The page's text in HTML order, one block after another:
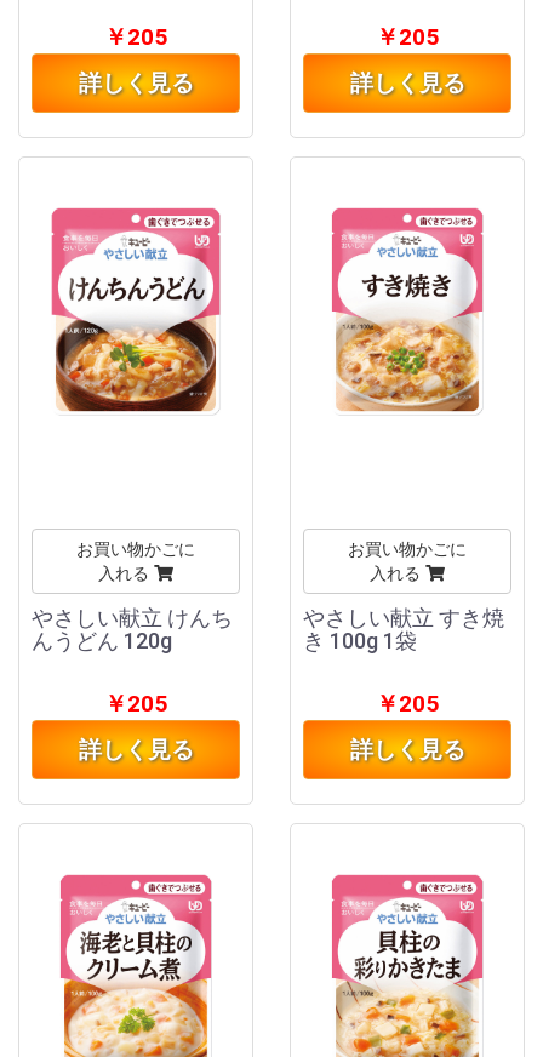
￥205
詳しく見る
￥205
詳しく見る
お買い物かごに
入れる
やさしい献立 けんち
んうどん 120g
￥205
詳しく見る
お買い物かごに
入れる
やさしい献立 すき焼
き 100g 1袋
￥205
詳しく見る